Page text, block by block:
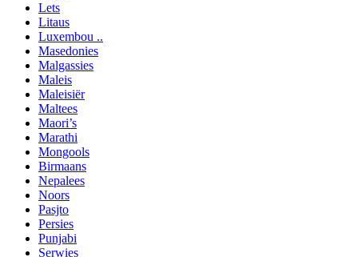
Lets
Litaus
Luxembou ..
Masedonies
Malgassies
Maleis
Maleisiër
Maltees
Maori’s
Marathi
Mongools
Birmaans
Nepalees
Noors
Pasjto
Persies
Punjabi
Serwies